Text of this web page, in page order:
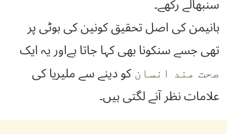
ہانیمن کی اصل تحقیق کونین کی بوٹی پر
تھی جسے سنکونا بھی کہا جاتا ہےاور یہ ایک
صحت مند انسان کو دینے سے ملیریا کی
علامات نظر آنے لگتی ہیں۔